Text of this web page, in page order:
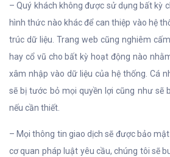
– Quý khách không được sử dụng bất kỳ
hình thức nào khác để can thiệp vào hệ
trúc dữ liệu. Trang web cũng nghiêm
hay cổ vũ cho bất kỳ hoạt động nào
xâm nhập vào dữ liệu của hệ thống. Cá
sẽ bị tước bỏ mọi quyền lợi cũng như sẽ
nếu cần thiết.
– Mọi thông tin giao dịch sẽ được bảo
cơ quan pháp luật yêu cầu, chúng tôi sẽ